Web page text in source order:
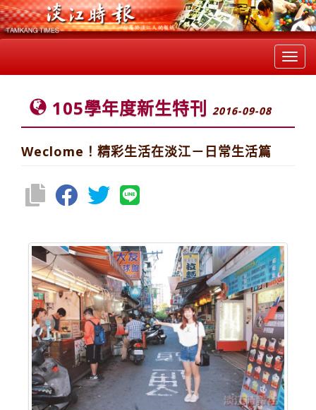
105學年度新生特刊 2016-09-08
Weclome！精彩生活在淡江－日常生活篇